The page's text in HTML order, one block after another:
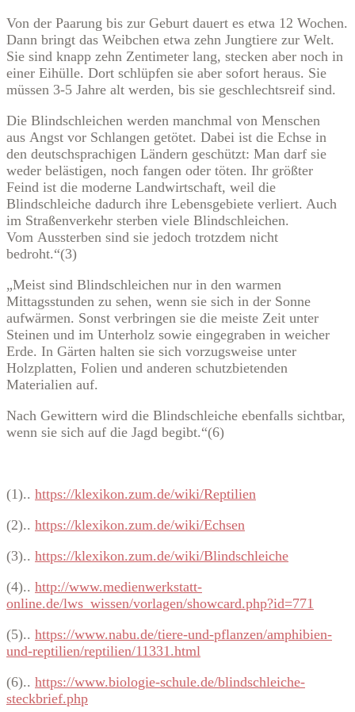
Von der Paarung bis zur Geburt dauert es etwa 12 Wochen.
Dann bringt das Weibchen etwa zehn Jungtiere zur Welt.
Sie sind knapp zehn Zentimeter lang, stecken aber noch in
einer Eihülle. Dort schlüpfen sie aber sofort heraus. Sie
müssen 3-5 Jahre alt werden, bis sie geschlechtsreif sind.
Die Blindschleichen werden manchmal von Menschen
aus Angst vor Schlangen getötet. Dabei ist die Echse in
den deutschsprachigen Ländern geschützt: Man darf sie
weder belästigen, noch fangen oder töten. Ihr größter
Feind ist die moderne Landwirtschaft, weil die
Blindschleiche dadurch ihre Lebensgebiete verliert. Auch
im Straßenverkehr sterben viele Blindschleichen.
Vom Aussterben sind sie jedoch trotzdem nicht
bedroht.“(3)
„Meist sind Blindschleichen nur in den warmen
Mittagsstunden zu sehen, wenn sie sich in der Sonne
aufwärmen. Sonst verbringen sie die meiste Zeit unter
Steinen und im Unterholz sowie eingegraben in weicher
Erde. In Gärten halten sie sich vorzugsweise unter
Holzplatten, Folien und anderen schutzbietenden
Materialien auf.
Nach Gewittern wird die Blindschleiche ebenfalls sichtbar,
wenn sie sich auf die Jagd begibt.“(6)
(1).. https://klexikon.zum.de/wiki/Reptilien
(2).. https://klexikon.zum.de/wiki/Echsen
(3).. https://klexikon.zum.de/wiki/Blindschleiche
(4).. http://www.medienwerkstatt-
online.de/lws_wissen/vorlagen/showcard.php?id=771
(5).. https://www.nabu.de/tiere-und-pflanzen/amphibien-
und-reptilien/reptilien/11331.html
(6).. https://www.biologie-schule.de/blindschleiche-
steckbrief.php